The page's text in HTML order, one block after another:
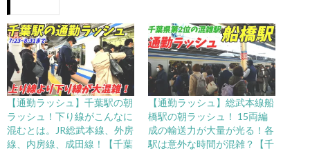
【通勤ラッシュ】千葉駅の朝
ラッシュ！下り線がこんなに
混むとは。JR総武本線、外房
線、内房線、成田線！【千葉
【通勤ラッシュ】総武本線船
橋駅の朝ラッシュ！ 15両編
成の輸送力が大量が光る！各
駅は意外な時間が混雑？【千